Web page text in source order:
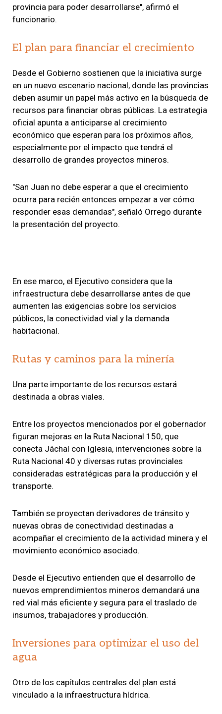
provincia para poder desarrollarse", afirmó el
funcionario.
El plan para financiar el crecimiento
Desde el Gobierno sostienen que la iniciativa surge
en un nuevo escenario nacional, donde las provincias
deben asumir un papel más activo en la búsqueda de
recursos para financiar obras públicas. La estrategia
oficial apunta a anticiparse al crecimiento
económico que esperan para los próximos años,
especialmente por el impacto que tendrá el
desarrollo de grandes proyectos mineros.
"San Juan no debe esperar a que el crecimiento
ocurra para recién entonces empezar a ver cómo
responder esas demandas", señaló Orrego durante
la presentación del proyecto.
En ese marco, el Ejecutivo considera que la
infraestructura debe desarrollarse antes de que
aumenten las exigencias sobre los servicios
públicos, la conectividad vial y la demanda
habitacional.
Rutas y caminos para la minería
Una parte importante de los recursos estará
destinada a obras viales.
Entre los proyectos mencionados por el gobernador
figuran mejoras en la Ruta Nacional 150, que
conecta Jáchal con Iglesia, intervenciones sobre la
Ruta Nacional 40 y diversas rutas provinciales
consideradas estratégicas para la producción y el
transporte.
También se proyectan derivadores de tránsito y
nuevas obras de conectividad destinadas a
acompañar el crecimiento de la actividad minera y el
movimiento económico asociado.
Desde el Ejecutivo entienden que el desarrollo de
nuevos emprendimientos mineros demandará una
red vial más eficiente y segura para el traslado de
insumos, trabajadores y producción.
Inversiones para optimizar el uso del
agua
Otro de los capítulos centrales del plan está
vinculado a la infraestructura hídrica.